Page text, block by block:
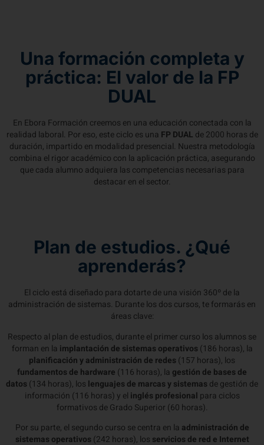
Una formación completa y
práctica: El valor de la FP
DUAL
En Ebora Formación creemos en una educación conectada con la
realidad laboral. Por eso, este ciclo es una FP DUAL de 2000 horas de
duración, impartido en modalidad presencial. Nuestra metodología
combina el rigor académico con la aplicación práctica, asegurando
que cada alumno adquiera las competencias necesarias para
destacar en el sector.
Plan de estudios. ¿Qué
aprenderás?
El ciclo está diseñado para dotarte de una visión 360º de la
administración de sistemas. Durante los dos cursos, te formarás en
áreas clave:
Respecto al plan de estudios, durante el primer curso los alumnos se
forman en la implantación de sistemas operativos (186 horas), la
planificación y administración de redes (157 horas), los
fundamentos de hardware (116 horas), la gestión de bases de
datos (134 horas), los lenguajes de marcas y sistemas de gestión de
información (116 horas) y el inglés profesional para ciclos
formativos de Grado Superior (60 horas).
Por su parte, el segundo curso se centra en la administración de
sistemas operativos (242 horas), los servicios de red e Internet